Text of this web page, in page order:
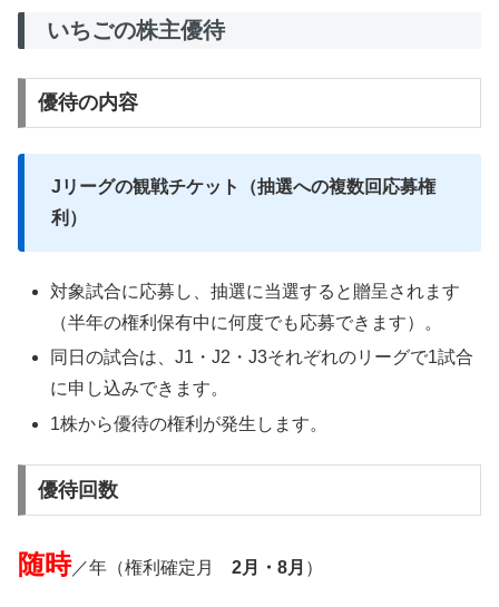
いちごの株主優待
優待の内容
Jリーグの観戦チケット（抽選への複数回応募権
利）
対象試合に応募し、抽選に当選すると贈呈されます
（半年の権利保有中に何度でも応募できます）。
同日の試合は、J1・J2・J3それぞれのリーグで1試合
に申し込みできます。
1株から優待の権利が発生します。
優待回数
随時／年（権利確定月 2月・8月 ）